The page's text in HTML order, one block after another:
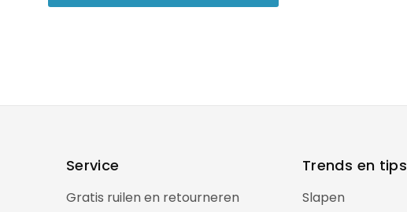
Service
Gratis ruilen en retourneren
Trends en tips
Slapen